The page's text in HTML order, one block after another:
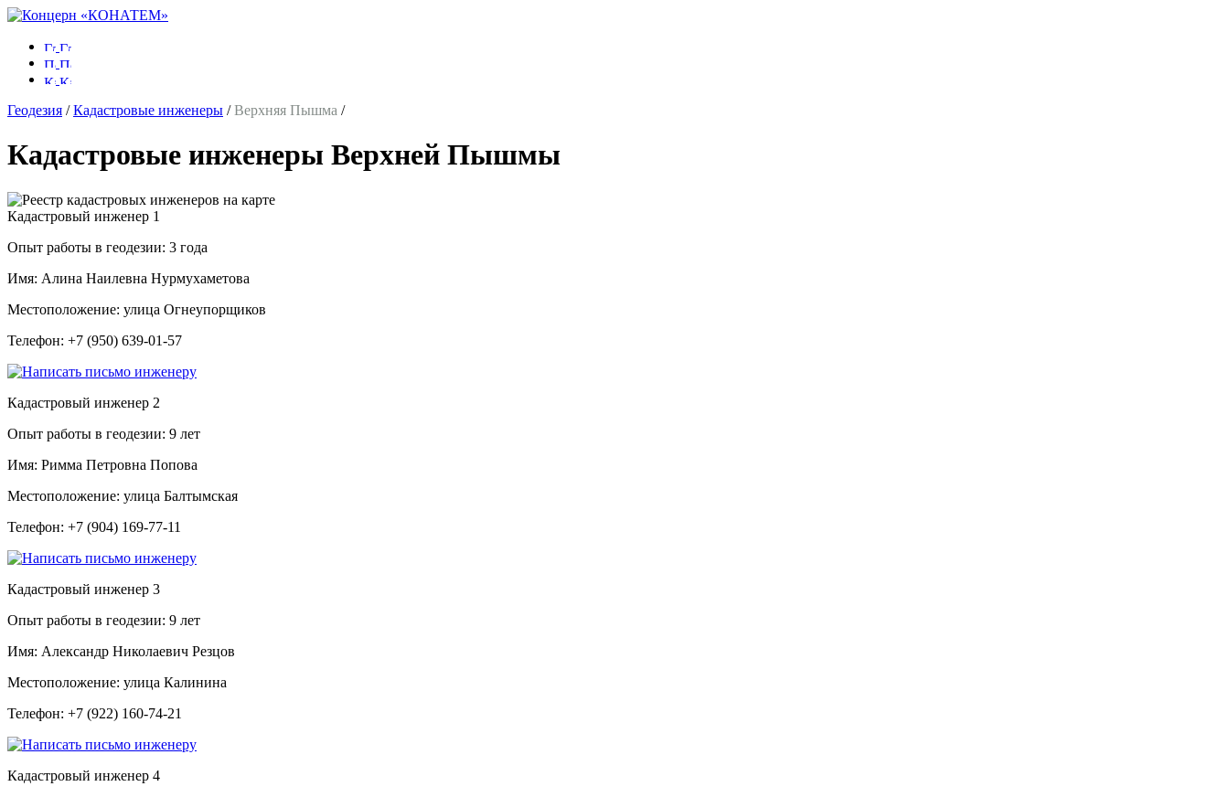
Геодезия /Кадастровые инженеры /Верхняя Пышма /
Кадастровые инженеры Верхней Пышмы
Кадастровый инженер 1
Опыт работы в геодезии: 3 года
Имя: Алина Наилевна Нурмухаметова
Местоположение: улица Огнеупорщиков
Телефон: +7 (950) 639-01-57
Кадастровый инженер 2
Опыт работы в геодезии: 9 лет
Имя: Римма Петровна Попова
Местоположение: улица Балтымская
Телефон: +7 (904) 169-77-11
Кадастровый инженер 3
Опыт работы в геодезии: 9 лет
Имя: Александр Николаевич Резцов
Местоположение: улица Калинина
Телефон: +7 (922) 160-74-21
Кадастровый инженер 4